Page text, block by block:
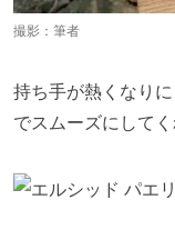
撮影：筆者
持ち手が熱くなり
でスムーズにしてく